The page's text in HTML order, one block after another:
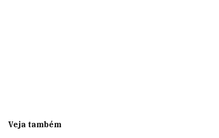
Veja também